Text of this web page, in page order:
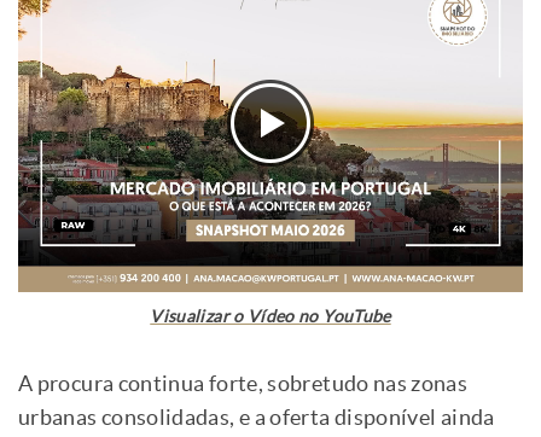
Visualizar o Vídeo no YouTube
A procura continua forte, sobretudo nas zonas
urbanas consolidadas, e a oferta disponível ainda